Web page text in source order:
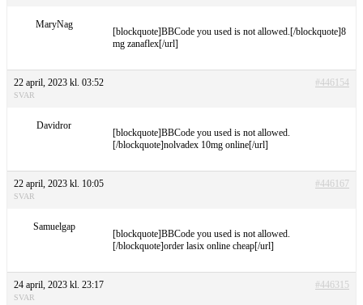
MaryNag
[blockquote]BBCode you used is not allowed.[/blockquote]8
mg zanaflex[/url]
22 april, 2023 kl. 03:52 #446154
SVAR
Davidror
[blockquote]BBCode you used is not allowed.
[/blockquote]nolvadex 10mg online[/url]
22 april, 2023 kl. 10:05 #446167
SVAR
Samuelgap
[blockquote]BBCode you used is not allowed.
[/blockquote]order lasix online cheap[/url]
24 april, 2023 kl. 23:17 #446315
SVAR